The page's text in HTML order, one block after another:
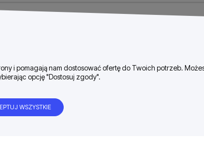
i pomagają nam dostosować ofertę do Twoich potrzeb.
opcję "Dostosuj zgody".
WSZYSTKIE